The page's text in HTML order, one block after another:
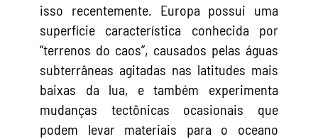
isso recentemente. Europa possui uma
superfície característica conhecida por
“terrenos do caos”, causados pelas águas
subterrâneas agitadas nas latitudes mais
baixas da lua, e também experimenta
mudanças tectônicas ocasionais que
podem levar materiais para o oceano